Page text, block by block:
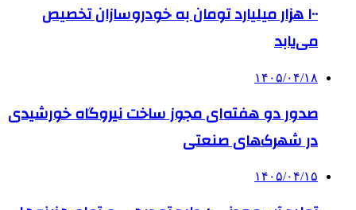
۱۰۰ هزار میلیارد تومان به خودروسازان تخصیص
می‌یابد
۱۴۰۵/۰۴/۱۸
صدور دو هفته‌ای مجوز ساخت نیروگاه خورشیدی
در شهرک‌های صنعتی
۱۴۰۵/۰۴/۱۵